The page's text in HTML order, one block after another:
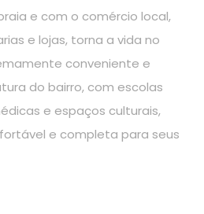
e com o comércio local,
e lojas, torna a vida no
conveniente e
do bairro, com escolas
e espaços culturais,
e completa para seus